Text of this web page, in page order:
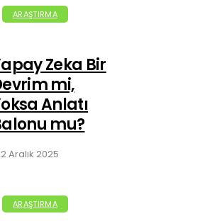
ARAŞTIRMA
Zeka Bir
mi,
Anlatı
mu?
Aralık 2025
ARAŞTIRMA